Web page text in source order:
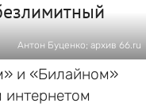
Антон Буценко; архив 66.ru
и «Билайном»